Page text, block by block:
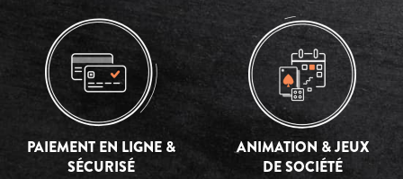
PAIEMENT EN LIGNE &
SÉCURISÉ
ANIMATION & JEUX
DE SOCIÉTÉ